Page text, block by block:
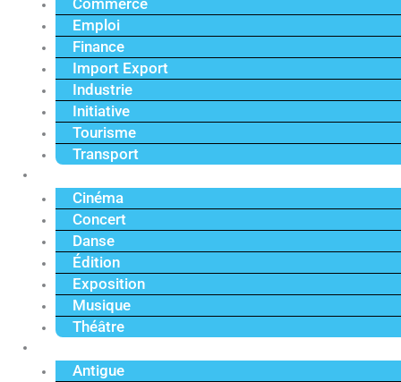
Commerce
Emploi
Finance
Import Export
Industrie
Initiative
Tourisme
Transport
Cinéma
Concert
Danse
Édition
Exposition
Musique
Théâtre
Antigue